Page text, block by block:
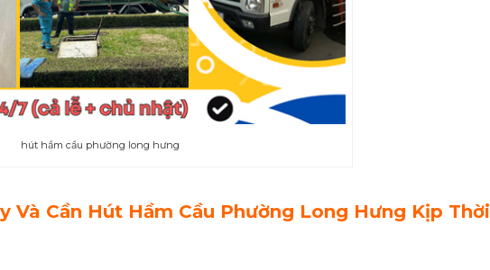
hút hầm cầu phường long hưng
Và Cần Hút Hầm Cầu Phường Long Hưng Kịp Thời